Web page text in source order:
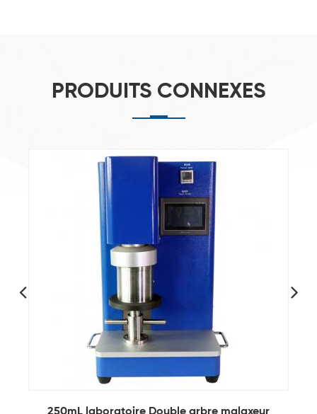
PRODUITS CONNEXES
équipement de revêtement d'électrode de